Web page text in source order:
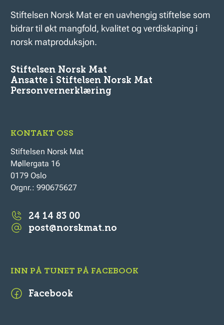
Stiftelsen Norsk Mat er en uavhengig stiftelse som
bidrar til økt mangfold, kvalitet og verdiskaping i
norsk matproduksjon.
Stiftelsen Norsk Mat
Ansatte i Stiftelsen Norsk Mat
Personvernerklæring
KONTAKT OSS
Stiftelsen Norsk Mat
Møllergata 16
0179 Oslo
Orgnr.: 990675627
24 14 83 00
post@norskmat.no
INN PÅ TUNET PÅ FACEBOOK
Facebook